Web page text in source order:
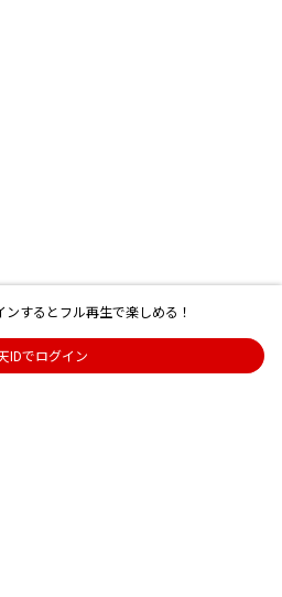
ンするとフル再生で楽しめる！
IDでログイン